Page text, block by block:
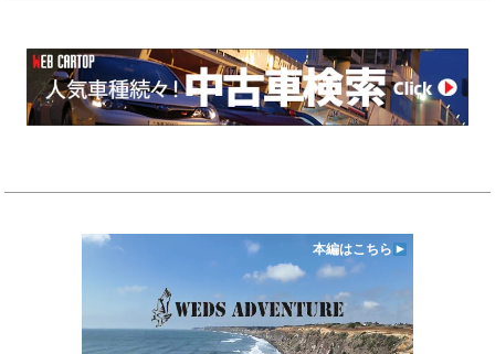
本編はこちら